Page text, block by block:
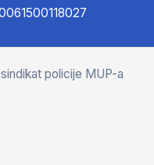
policije MUP-a